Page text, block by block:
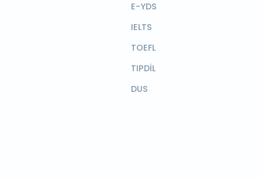
E-YDS
IELTS
TOEFL
TIPDİL
DUS